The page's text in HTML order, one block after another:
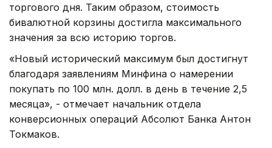
торгового дня. Таким образом, стоимость
бивалютной корзины достигла максимального
значения за всю историю торгов.
«Новый исторический максимум был достигнут
благодаря заявлениям Минфина о намерении
покупать по 100 млн. долл. в день в течение 2,5
месяца», - отмечает начальник отдела
конверсионных операций Абсолют Банка Антон
Токмаков.